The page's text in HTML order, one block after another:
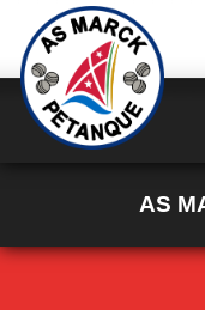
AS
Panneau de gestion